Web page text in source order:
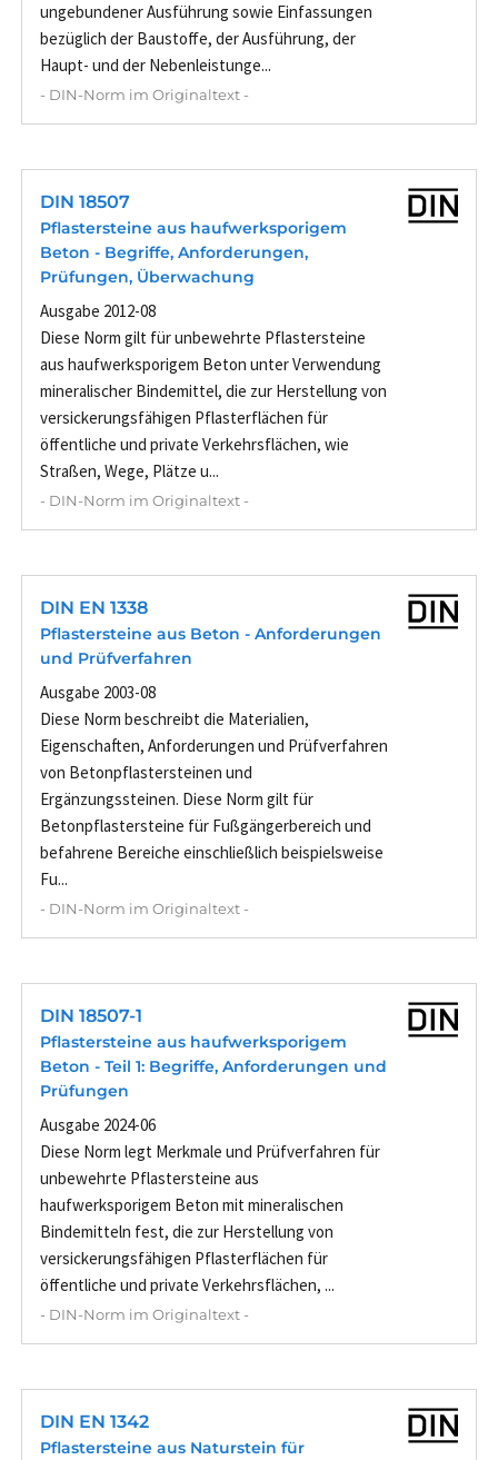
ungebundener Ausführung sowie Einfassungen
bezüglich der Baustoffe, der Ausführung, der
Haupt- und der Nebenleistunge...
- DIN-Norm im Originaltext -
DIN 18507
Pflastersteine aus haufwerksporigem
Beton - Begriffe, Anforderungen,
Prüfungen, Überwachung
Ausgabe 2012-08
Diese Norm gilt für unbewehrte Pflastersteine
aus haufwerksporigem Beton unter Verwendung
mineralischer Bindemittel, die zur Herstellung von
versickerungsfähigen Pflasterflächen für
öffentliche und private Verkehrsflächen, wie
Straßen, Wege, Plätze u...
- DIN-Norm im Originaltext -
DIN EN 1338
Pflastersteine aus Beton - Anforderungen
und Prüfverfahren
Ausgabe 2003-08
Diese Norm beschreibt die Materialien,
Eigenschaften, Anforderungen und Prüfverfahren
von Betonpflastersteinen und
Ergänzungssteinen. Diese Norm gilt für
Betonpflastersteine für Fußgängerbereich und
befahrene Bereiche einschließlich beispielsweise
Fu...
- DIN-Norm im Originaltext -
DIN 18507-1
Pflastersteine aus haufwerksporigem
Beton - Teil 1: Begriffe, Anforderungen und
Prüfungen
Ausgabe 2024-06
Diese Norm legt Merkmale und Prüfverfahren für
unbewehrte Pflastersteine aus
haufwerksporigem Beton mit mineralischen
Bindemitteln fest, die zur Herstellung von
versickerungsfähigen Pflasterflächen für
öffentliche und private Verkehrsflächen, ...
- DIN-Norm im Originaltext -
DIN EN 1342
Pflastersteine aus Naturstein für